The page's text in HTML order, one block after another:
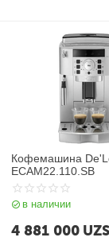
Кофемашина
ECAM22.110.SB
в наличии
4 881 000 UZS